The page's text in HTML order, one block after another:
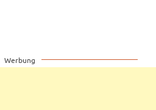
Werbung